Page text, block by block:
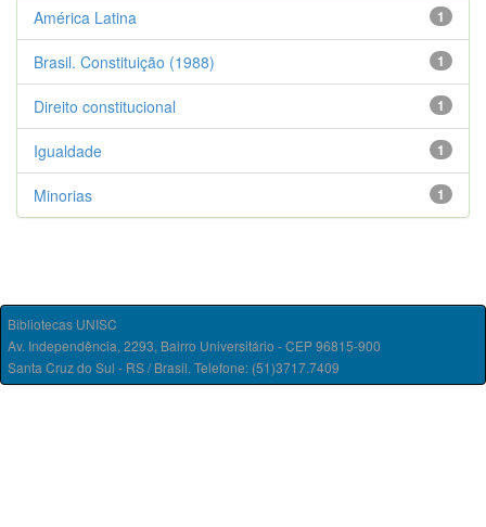
1
América Latina
1
Brasil. Constituição (1988)
1
Direito constitucional
1
Igualdade
1
Minorias
Bibliotecas UNISC
Av. Independência, 2293, Bairro Universitário - CEP 96815-900
Santa Cruz do Sul - RS / Brasil. Telefone: (51)3717.7409